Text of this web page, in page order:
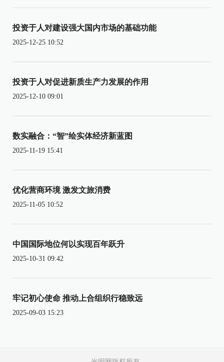
投资于人对建设强大国内市场的基础功能
2025-12-25 10:52
投资于人对促进新质生产力发展的作用
2025-12-10 09:01
数实融合：“智”绘实体经济新蓝图
2025-11-19 15:41
优化营商环境 激发文旅消费
2025-11-05 10:52
中国国际地位何以实现百年跃升
2025-10-31 09:42
牢记初心使命 推动上合组织行稳致远
2025-09-03 15:23